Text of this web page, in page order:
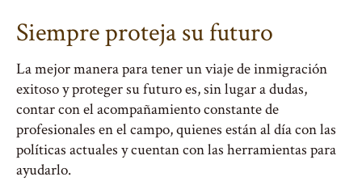
Siempre proteja su futuro
La mejor manera para tener un viaje de inmigración
exitoso y proteger su futuro es, sin lugar a dudas,
contar con el acompañamiento constante de
profesionales en el campo, quienes están al día con las
políticas actuales y cuentan con las herramientas para
ayudarlo.